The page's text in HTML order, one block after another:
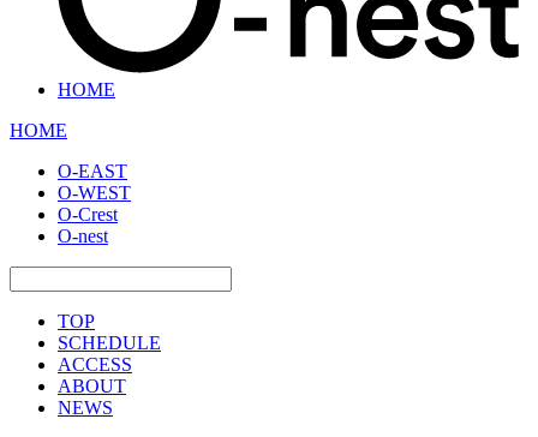
HOME
HOME
O-EAST
O-WEST
O-Crest
O-nest
TOP
SCHEDULE
ACCESS
ABOUT
NEWS